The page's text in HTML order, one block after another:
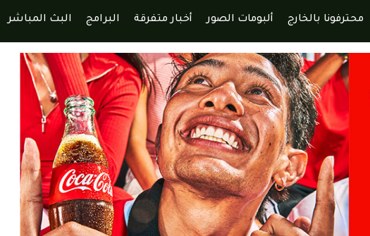
محترفونا بالخارج ألبومات الصور أخبار متفرقة البرامج البث المباشر